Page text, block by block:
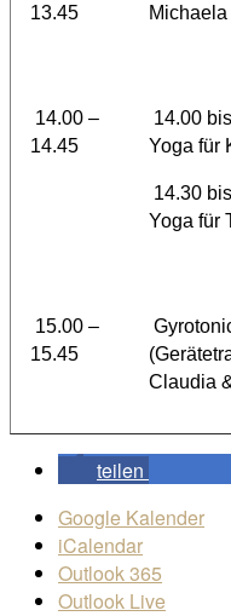
13.45
Michaela
14.00 –
14.45
14.00
Yoga für
14.30
Yoga für
15.00 –
15.45
Claudia
teilen
Google Kalender
iCalendar
Outlook 365
Outlook Live